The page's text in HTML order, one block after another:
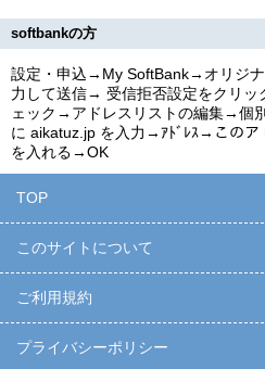
softbankの方
設定・申込→My SoftBank→オリジ
力して送信→ 受信拒否設定をクリ
ェック→アドレスリストの編集→個
に aikatuz.jp を入力→ｱﾄﾞﾚｽ→このア
を入れる→OK
TOP
このサイトについて
ご利用規約
プライバシーポリシー